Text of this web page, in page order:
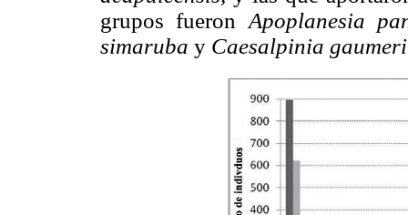
grupos fueron Apoplanesia
simaruba y Caesalpinia